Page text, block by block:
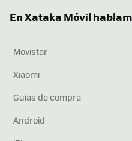
En Xataka Móvil
Movistar
Xiaomi
Guías de compra
Android